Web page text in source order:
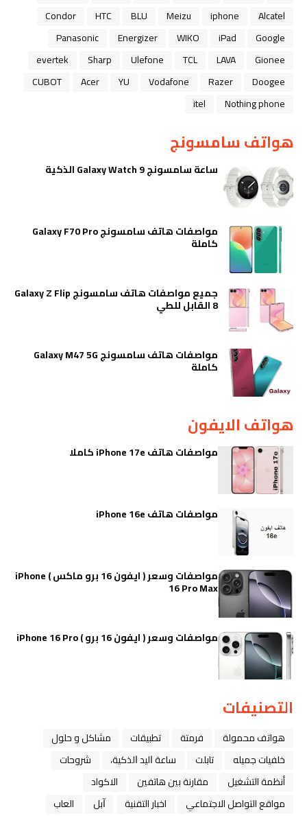
Alcatel
iphone
Meizu
BLU
HTC
Condor
Google
iPad
WIKO
Energizer
Panasonic
Gionee
LAVA
TCL
Ulefone
Sharp
evertek
Doogee
Razer
Vodafone
YU
Acer
CUBOT
Nothing phone
itel
هواتف سامسونج
ساعة سامسونج Galaxy Watch 9 الذكية
مواصفات هاتف سامسونج Galaxy F70 Pro
كاملة
جميع مواصفات هاتف سامسونج Galaxy Z Flip
8 القابل للطي
مواصفات هاتف سامسونج Galaxy M47 5G
كاملة
هواتف الايفون
مواصفات هاتف iPhone 17e كاملا
مواصفات هاتف iPhone 16e
مواصفات وسعر ( ايفون 16 برو ماكس ) iPhone
16 Pro Max
مواصفات وسعر ( ايفون 16 برو ) iPhone 16 Pro
التصنيفات
هواتف محمولة فرمتة تطبيقات
مشاكل و حلول
خلفيات جميله
تابلت ﺳﺎﻋﺔ ﺍﻟﻴﺪ ﺍﻟﺬﻛﻴﺔ،
شروحات
أنظمة التشغيل
مقارنة بين هاتفين
الاكواد
مواقع التواصل الاجتماعي
اخبار التقنية ﺁﺑﻞ
العاب